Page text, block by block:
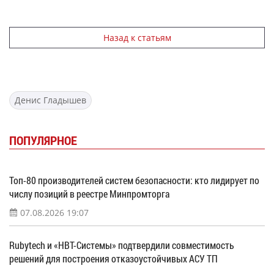
Назад к статьям
Денис Гладышев
ПОПУЛЯРНОЕ
Топ-80 производителей систем безопасности: кто лидирует по
числу позиций в реестре Минпромторга
07.08.2026 19:07
Rubytech и «НВТ-Системы» подтвердили совместимость
решений для построения отказоустойчивых АСУ ТП